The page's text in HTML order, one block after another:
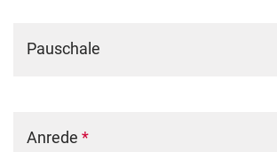
Pauschale
Anrede *